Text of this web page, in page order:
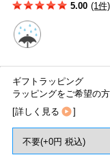
5.00 (1件)
ギフトラッピング
ラッピングをご希望の
[詳しく見る ]